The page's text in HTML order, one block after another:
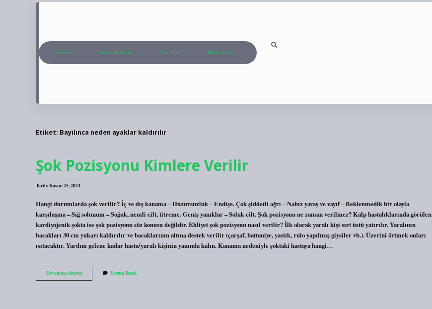
Anasayfa Gizlilik Politikası Yasal Uyarı Hakkımızda
Etiket: Bayılınca neden ayaklar kaldırılır
Şok Pozisyonu Kimlere Verilir
Tarih: Kasım 25, 2024
Hangi durumlarda şok verilir? İç ve dış kanama – Huzursuzluk – Endişe. Çok şiddetli ağrı – Nabız yavaş ve zayıf – Beklenmedik bir olayla
karşılaşma – ​​Sığ solunum – Soğuk, nemli cilt, titreme. Geniş yanıklar – Soluk cilt. Şok pozisyonu ne zaman verilmez? Kalp hastalıklarında görülen
kardiyojenik şokta ise şok pozisyonu söz konusu değildir. Ehliyet şok pozisyonu nasıl verilir? İlk olarak yaralı kişi sırt üstü yatırılır. Yaralının
bacakları 30 cm yukarı kaldırılır ve bacaklarının altına destek verilir (çarşaf, battaniye, yastık, rulo yapılmış giysiler vb.). Üzerini örtmek onları
ısıtacaktır. Yardım gelene kadar hasta/yaralı kişinin yanında kalın. Kanama nedeniyle şoktaki hastaya hangi…
Devamını okuyunŞok
Pozisyonu
Yorum Bırak